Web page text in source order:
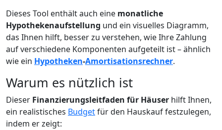
Dieses Tool enthält auch eine monatliche
Hypothekenaufstellung und ein visuelles Diagramm,
das Ihnen hilft, besser zu verstehen, wie Ihre Zahlung
auf verschiedene Komponenten aufgeteilt ist – ähnlich
wie ein Hypotheken-Amortisationsrechner.
Warum es nützlich ist
Dieser Finanzierungsleitfaden für Häuser hilft Ihnen,
ein realistisches Budgetfür den Hauskauf festzulegen,
indem er zeigt: